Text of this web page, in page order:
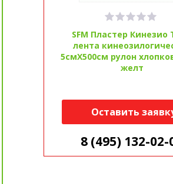
SFM Пластер Кинезио
лента
5смX500см рулон
желт
Оставить
8 (495) 132-02-